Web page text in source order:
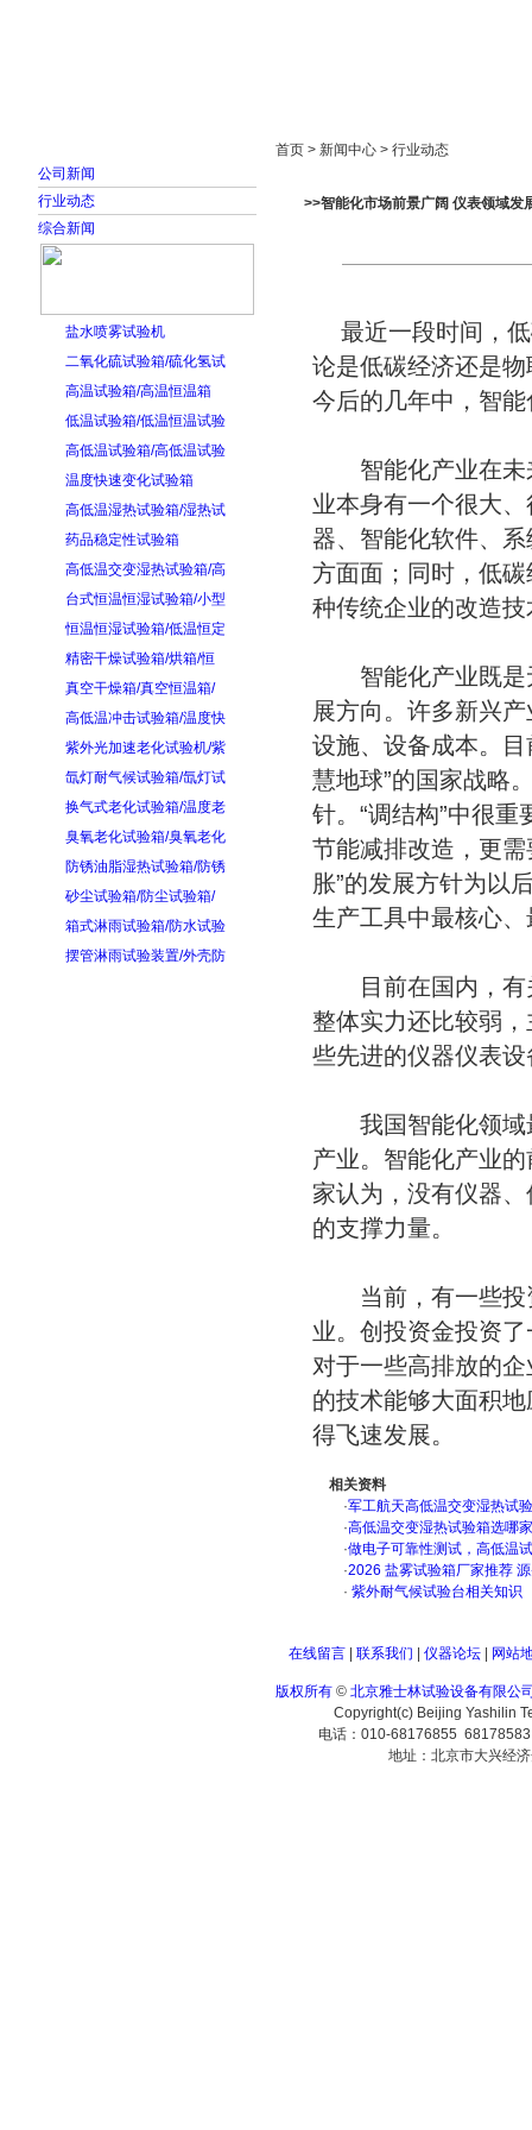
公司新闻
行业动态
综合新闻
盐水喷雾试验机
二氧化硫试验箱/硫化氢试
高温试验箱/高温恒温箱
低温试验箱/低温恒温试验
高低温试验箱/高低温试验
温度快速变化试验箱
高低温湿热试验箱/湿热试
药品稳定性试验箱
高低温交变湿热试验箱/高
台式恒温恒湿试验箱/小型
恒温恒湿试验箱/低温恒定
精密干燥试验箱/烘箱/恒
真空干燥箱/真空恒温箱/
高低温冲击试验箱/温度快
紫外光加速老化试验机/紫
氙灯耐气候试验箱/氙灯试
换气式老化试验箱/温度老
臭氧老化试验箱/臭氧老化
防锈油脂湿热试验箱/防锈
砂尘试验箱/防尘试验箱/
箱式淋雨试验箱/防水试验
摆管淋雨试验装置/外壳防
首页 > 新闻中心 > 行业动态
>>智能化市场前景广阔 仪表领域发
最近一段时间，低
论是低碳经济还是
今后的几年中，智
智能化产业在未
业本身有一个很大
器、智能化软件、
方面面；同时，低
种传统企业的改造技
智能化产业既是
展方向。许多新兴
设施、设备成本。
慧地球”的国家战略
针。“调结构”中很
节能减排改造，更
胀”的发展方针为以
生产工具中最核心
目前在国内，有
整体实力还比较弱
些先进的仪器仪表
我国智能化领域
产业。智能化产业
家认为，没有仪器
的支撑力量。
当前，有一些投
业。创投资金投资
对于一些高排放的
的技术能够大面积
得飞速发展。
相关资料
·军工航天高低温交变湿热试
·高低温交变湿热试验箱选哪
·做电子可靠性测试，高低温
·2026 盐雾试验箱厂家推荐
· 紫外耐气候试验台相关知识
在线留言| 联系我们 仪器论坛| 网站
版权所有 © 北京雅士林试验设备有限公
Copyright(c) Beijing Yashilin
电话：010-68176855
地址：北京市大兴经